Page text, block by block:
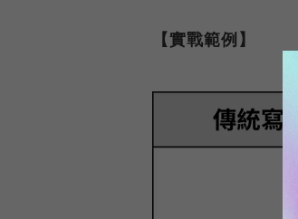
【實戰範例】